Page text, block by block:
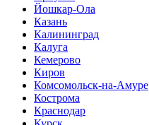
Йошкар-Ола
Казань
Калининград
Калуга
Кемерово
Киров
Комсомольск-на-Амуре
Кострома
Краснодар